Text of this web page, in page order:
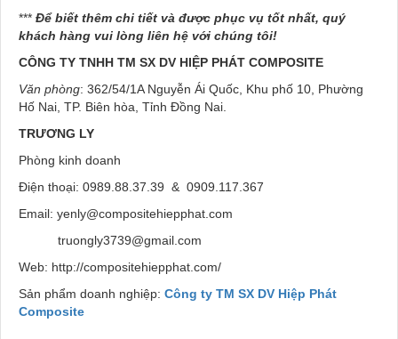
*** Để biết thêm chi tiết và được phục vụ tốt nhất, quý
khách hàng vui lòng liên hệ với chúng tôi!
CÔNG TY TNHH TM SX DV HIỆP PHÁT COMPOSITE
Văn phòng: 362/54/1A Nguyễn Ái Quốc, Khu phố 10, Phường
Hố Nai, TP. Biên hòa, Tỉnh Đồng Nai.
TRƯƠNG LY
Phòng kinh doanh
Điện thoại: 0989.88.37.39 & 0909.117.367
Email: yenly@compositehiepphat.com
truongly3739@gmail.com
Web: http://compositehiepphat.com/
Sản phẩm doanh nghiệp: Công ty TM SX DV Hiệp Phát
Composite